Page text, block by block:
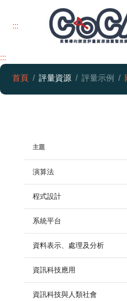
:::
:::
首頁 評量資源 評量示例